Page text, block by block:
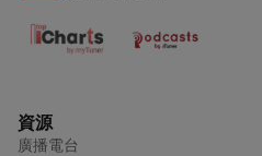
資源
廣播電台